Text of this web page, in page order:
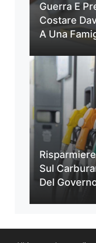
Guerra E
Costare
A Una
Sul
Del